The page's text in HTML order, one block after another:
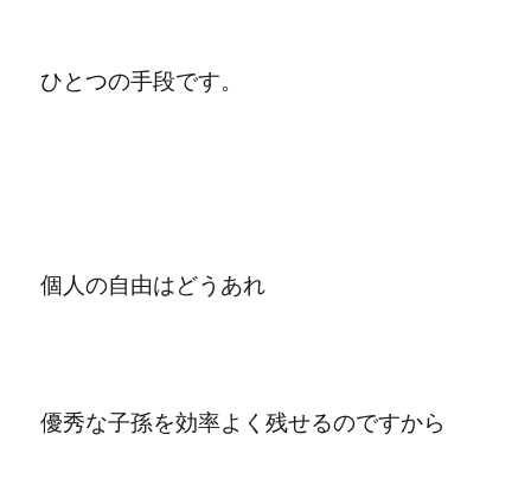
ひとつの手段です。
個人の自由はどうあれ
優秀な子孫を効率よく残せるのですから